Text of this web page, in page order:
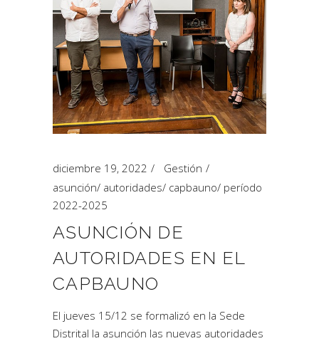
diciembre 19, 2022
Gestión
asunción/ autoridades/ capbauno/ período
2022-2025
ASUNCIÓN DE
AUTORIDADES EN EL
CAPBAUNO
El jueves 15/12 se formalizó en la Sede
Distrital la asunción las nuevas autoridades